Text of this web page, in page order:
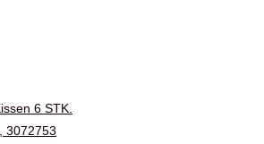
6 STK.
3072753